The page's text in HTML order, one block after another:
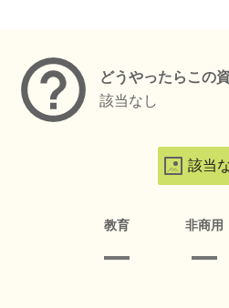
どうやったらこの
該当なし
該当
教育 非商用